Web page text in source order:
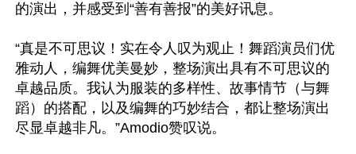
的演出，并感受到“善有善报”的美好讯息。
“真是不可思议！实在令人叹为观止！舞蹈演员们优
雅动人，编舞优美曼妙，整场演出具有不可思议的
卓越品质。我认为服装的多样性、故事情节（与舞
蹈）的搭配，以及编舞的巧妙结合，都让整场演出
尽显卓越非凡。”Amodio赞叹说。